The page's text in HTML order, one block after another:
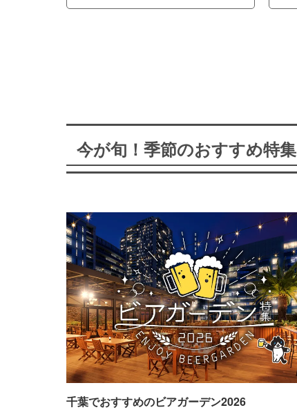
今が旬！季節のおすすめ特集
千葉でおすすめのビアガーデン2026